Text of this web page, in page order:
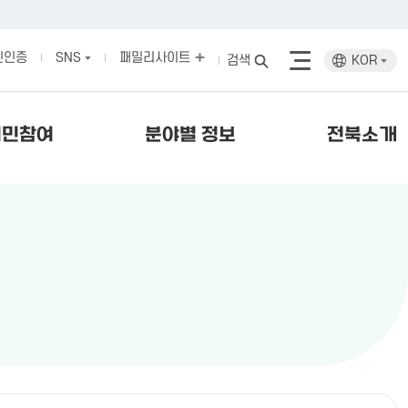
참여 분야별 정보 전북소개
인증 SNS 패밀리사이트 검색 KOR